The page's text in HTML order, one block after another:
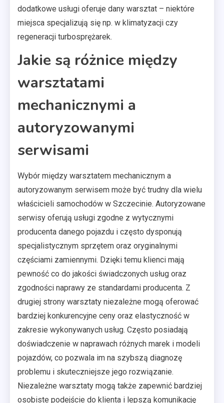
dodatkowe usługi oferuje dany warsztat – niektóre
miejsca specjalizują się np. w klimatyzacji czy
regeneracji turbosprężarek.
Jakie są różnice między
warsztatami
mechanicznymi a
autoryzowanymi
serwisami
Wybór między warsztatem mechanicznym a
autoryzowanym serwisem może być trudny dla wielu
właścicieli samochodów w Szczecinie. Autoryzowane
serwisy oferują usługi zgodne z wytycznymi
producenta danego pojazdu i często dysponują
specjalistycznym sprzętem oraz oryginalnymi
częściami zamiennymi. Dzięki temu klienci mają
pewność co do jakości świadczonych usług oraz
zgodności naprawy ze standardami producenta. Z
drugiej strony warsztaty niezależne mogą oferować
bardziej konkurencyjne ceny oraz elastyczność w
zakresie wykonywanych usług. Często posiadają
doświadczenie w naprawach różnych marek i modeli
pojazdów, co pozwala im na szybszą diagnozę
problemu i skuteczniejsze jego rozwiązanie.
Niezależne warsztaty mogą także zapewnić bardziej
osobiste podejście do klienta i lepszą komunikację